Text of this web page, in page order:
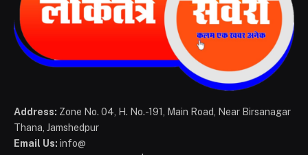
Address: Zone No. 04, H. No.-191, Main Road, Near Birsanagar
Thana, Jamshedpur
Email Us: info@